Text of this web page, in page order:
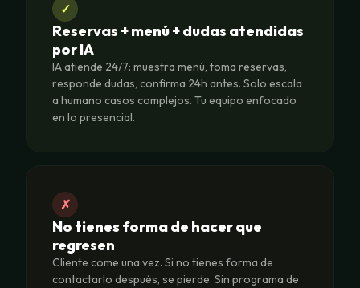
✓
Reservas + menú + dudas atendidas
por IA
IA atiende 24/7: muestra menú, toma reservas,
responde dudas, confirma 24h antes. Solo escala
a humano casos complejos. Tu equipo enfocado
en lo presencial.
✗
No tienes forma de hacer que
regresen
Cliente come una vez. Si no tienes forma de
contactarlo después, se pierde. Sin programa de